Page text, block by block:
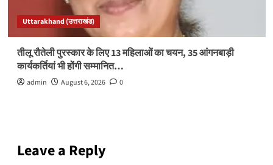
Uttarakhand (उत्तराखंड)
तीलू रौतेली पुरस्कार के लिए 13 महिलाओं का चयन, 35 आंगनबाड़ी
कार्यकर्तियां भी होंगी सम्मानित…
admin August 6, 2026 0
Leave a Reply